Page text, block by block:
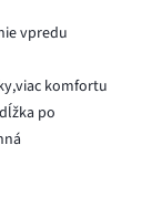
vpredu
komfortu
po